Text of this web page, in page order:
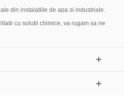
din instalatiile de apa si industriale.
cu solutii chimice, va rugam sa ne